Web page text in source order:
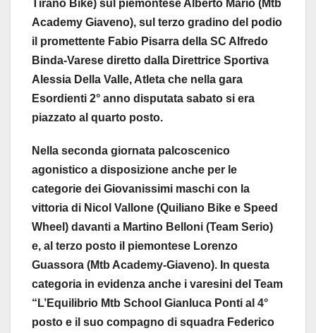
Tirano Bike) sul piemontese Alberto Mario (Mtb
Academy Giaveno), sul terzo gradino del podio
il promettente Fabio Pisarra della SC Alfredo
Binda-Varese diretto dalla Direttrice Sportiva
Alessia Della Valle, Atleta che nella gara
Esordienti 2° anno disputata sabato si era
piazzato al quarto posto.
Nella seconda giornata palcoscenico
agonistico a disposizione anche per le
categorie dei Giovanissimi maschi con la
vittoria di Nicol Vallone (Quiliano Bike e Speed
Wheel) davanti a Martino Belloni (Team Serio)
e, al terzo posto il piemontese Lorenzo
Guassora (Mtb Academy-Giaveno). In questa
categoria in evidenza anche i varesini del Team
“L’Equilibrio Mtb School Gianluca Ponti al 4°
posto e il suo compagno di squadra Federico